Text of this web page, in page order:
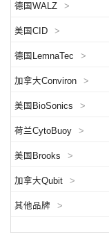
德国WALZ >
美国CID >
德国LemnaTec >
加拿大Conviron >
美国BioSonics >
荷兰CytoBuoy >
美国Brooks >
加拿大Qubit >
其他品牌 >